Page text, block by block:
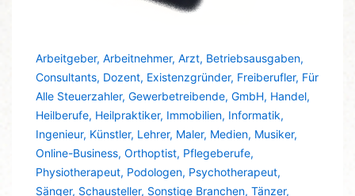
Arbeitgeber, Arbeitnehmer, Arzt, Betriebsausgaben,
Consultants, Dozent, Existenzgründer, Freiberufler, Für
Alle Steuerzahler, Gewerbetreibende, GmbH, Handel,
Heilberufe, Heilpraktiker, Immobilien, Informatik,
Ingenieur, Künstler, Lehrer, Maler, Medien, Musiker,
Online-Business, Orthoptist, Pflegeberufe,
Physiotherapeut, Podologen, Psychotherapeut,
Sänger, Schausteller, Sonstige Branchen, Tänzer,